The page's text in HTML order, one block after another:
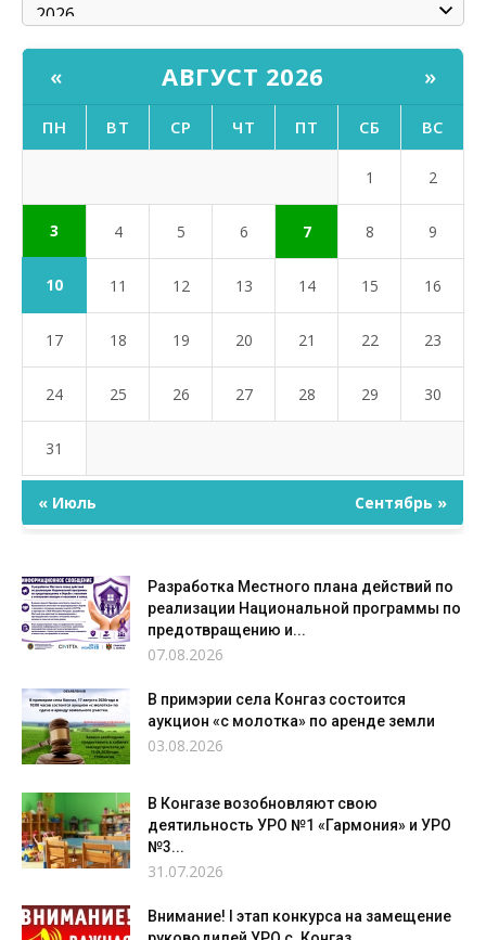
« АВГУСТ 2026 »
ПН ВТ СР ЧТ ПТ СБ ВС
1 2
3 4 5 6 7 8 9
10 11 12 13 14 15 16
17 18 19 20 21 22 23
24 25 26 27 28 29 30
31
« Июль Сентябрь »
Разработка Местного плана действий по
реализации Национальной программы по
предотвращению и...
07.08.2026
В примэрии села Конгаз состоится
аукцион «с молотка» по аренде земли
03.08.2026
В Конгазе возобновляют свою
деятильность УРО №1 «Гармония» и УРО
№3...
31.07.2026
Внимание! I этап конкурса на замещение